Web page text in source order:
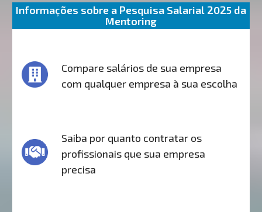
Informações sobre a Pesquisa Salarial 2025 da
Mentoring
Compare salários de sua empresa
com qualquer empresa à sua escolha
Saiba por quanto contratar os
profissionais que sua empresa
precisa